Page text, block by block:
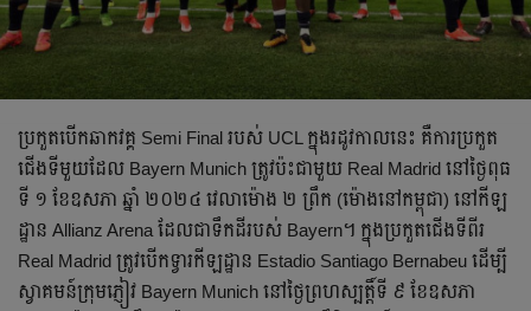
ប្រកួត​បើក​ឆាក​វគ្គ​ Semi Final របស់ UCL ក្នុង​រដូវ​កាល​នេះ គឺ​ការ​ប្រកួត​
ជើង​ទី​មួយ​ដែល Bayern Munich ត្រូវ​ប៉ះ​ជាមួយ​ Real Madrid នៅ​ថ្ងៃ​ពុធ​
ទី ១ ខែ​ឧសភា ឆ្នាំ ២០២៤ វេលា​ម៉ោង ២ ព្រឹក (ម៉ោង​នៅ​កម្ពុជា) នៅ​កីឡ
ដ្ឋាន Allianz Arena ដែល​ជា​ទឹក​ដី​របស់ Bayern។ ក្នុង​ប្រកួត​ជើង​ទី​ពីរ
Real Madrid ត្រូវ​បើក​ទ្វារ​កីឡដ្ឋាន Estadio Santiago Bernabeu ដើម្បី​
ស្វាគមន៍​ក្រុម​ភ្ញៀវ​ Bayern Munich នៅ​ថ្ងៃ​ព្រហស្បត្តិ៍​ទី ៩ ខែ​ឧសភា